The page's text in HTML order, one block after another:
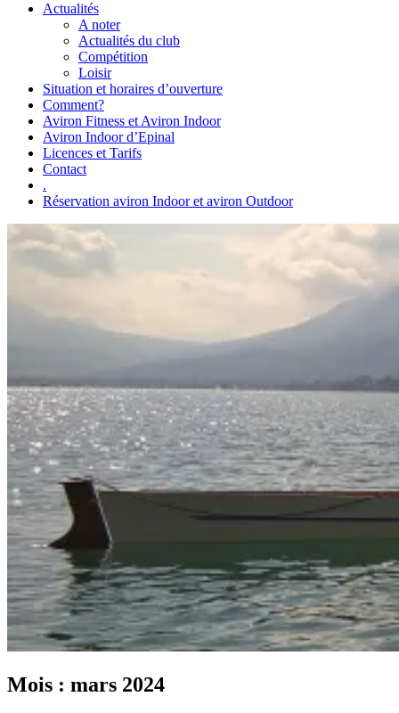
Actualités
A noter
Actualités du club
Compétition
Loisir
Situation et horaires d’ouverture
Comment?
Aviron Fitness et Aviron Indoor
Aviron Indoor d’Epinal
Licences et Tarifs
Contact
.
Réservation aviron Indoor et aviron Outdoor
Mois : mars 2024